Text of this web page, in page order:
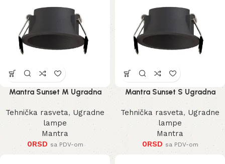
Mantra Sunset M Ugradna
Lampa
Tehnička rasveta, Ugradne
lampe
Mantra
0RSD sa PDV-om
Mantra Sunset S Ugradna
Lampa
Tehnička rasveta, Ugradne
lampe
Mantra
0RSD sa PDV-om